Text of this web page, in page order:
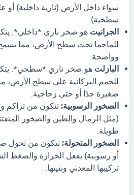
سواء داخل الأرض (نارية داخلية) أو
سطحية).
الجرانيت هو صخر ناري *داخلي*.
للماجما تحت سطح الأرض، مما يسمح
وواضحة.
البازلت هو صخر ناري *سطحي*.
للحمم البركانية على سطح الأرض،
صغيرة جدًا أو حتى زجاجية.
الصخور الرسوبية: تتكون من تراكم
(مثل الرمال والطين والصخور
طويلة.
الصخور المتحولة: تتكون من تحول
أو رسوبية) بفعل الحرارة والضغط
تركيبها المعدني وبنيتها.